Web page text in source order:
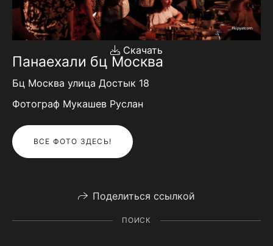
Скачать
Панаехали бц Москва
Бц Москва улица Достык 18
Фотограф Мукашев Руслан
ВСЕ ФОТО ЗДЕСЬ!
Поделиться ссылкой
ПОИСК